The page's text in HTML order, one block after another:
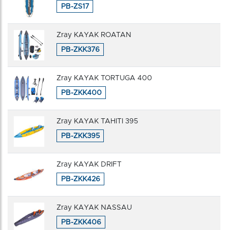
PB-ZS17
Zray KAYAK ROATAN
PB-ZKK376
Zray KAYAK TORTUGA 400
PB-ZKK400
Zray KAYAK TAHITI 395
PB-ZKK395
Zray KAYAK DRIFT
PB-ZKK426
Zray KAYAK NASSAU
PB-ZKK406